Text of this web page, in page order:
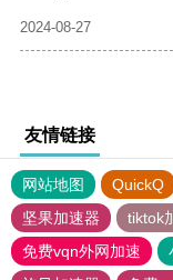
2024-08-27
友情链接
网站地图 QuickQ
坚果加速器
tiktok
免费vqn外网加速